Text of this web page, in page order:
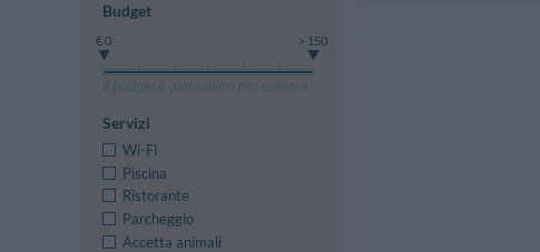
Budget
€ 0 > 150
Il budget è giornaliero per camera
Servizi
Wi-Fi
Piscina
Ristorante
Parcheggio
Accetta animali